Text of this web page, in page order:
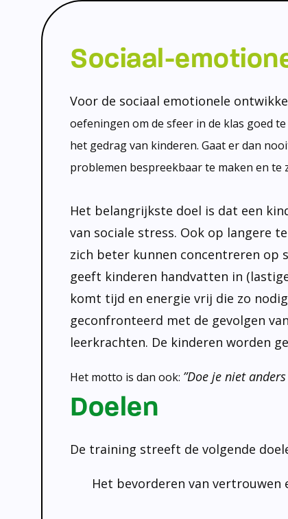
Sociaal-
Voor de sociaal emotionele
oefeningen om de sfeer in de klas goed
het gedrag van kinderen. Gaat er dan
problemen bespreekbaar te maken en
Het belangrijkste doel is dat een
van sociale stress. Ook op langere
zich beter kunnen concentreren op
geeft kinderen handvatten in
komt tijd en energie vrij die zo
geconfronteerd met de gevolgen
leerkrachten. De kinderen worden
Het motto is dan ook: ”Doe je niet
Doelen
De training streeft de volgende
Het bevorderen van vertrouwen